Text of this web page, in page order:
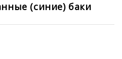
(синие) баки